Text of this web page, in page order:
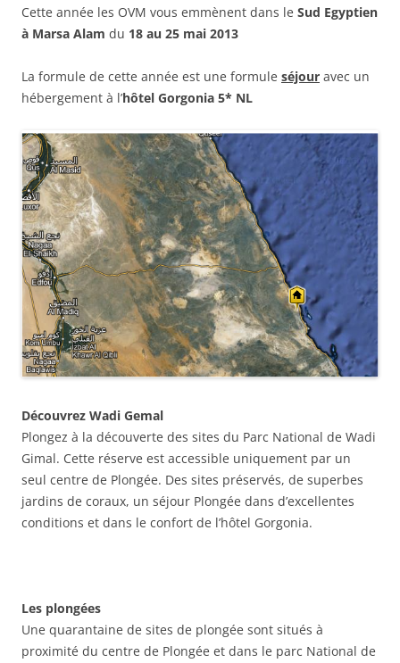
Cette année les OVM vous emmènent dans le Sud Egyptien
à Marsa Alam du 18 au 25 mai 2013
La formule de cette année est une formule séjour avec un
hébergement à l’hôtel Gorgonia 5* NL
Découvrez Wadi Gemal
Plongez à la découverte des sites du Parc National de Wadi
Gimal. Cette réserve est accessible uniquement par un
seul centre de Plongée. Des sites préservés, de superbes
jardins de coraux, un séjour Plongée dans d’excellentes
conditions et dans le confort de l’hôtel Gorgonia.
Les plongées
Une quarantaine de sites de plongée sont situés à
proximité du centre de Plongée et dans le parc National de